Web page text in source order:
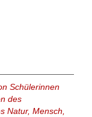
Schülerinnen
des
Natur, Mensch,